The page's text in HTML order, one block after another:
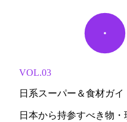
VOL.03
日系スーパー＆食材ガイ
日本から持参すべき物